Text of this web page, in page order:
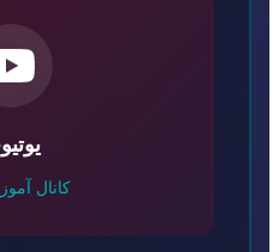
کانال